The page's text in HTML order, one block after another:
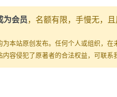
为会员，名额有限，手慢无，
本站原创发布。任何个人或组织，
容侵犯了原著者的合法权益，可联系